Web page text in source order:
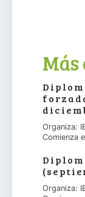
Más
Organiza:
Comienza
Organiza: